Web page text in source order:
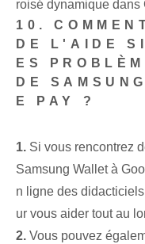
roisé dynamique dans
10.
DE L'AIDE
ES
DE
E PAY ?
1. Si vous rencontrez
Samsung Wallet à
n ligne des
ur vous aider tout au
2. Vous pouvez